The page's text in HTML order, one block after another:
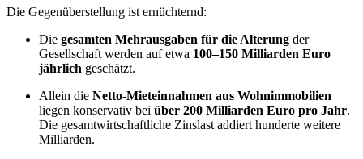
Die Gegenüberstellung ist ernüchternd:
Die gesamten Mehrausgaben für die Alterung der
Gesellschaft werden auf etwa 100–150 Milliarden Euro
jährlich geschätzt.
Allein die Netto-Mieteinnahmen aus Wohnimmobilien
liegen konservativ bei über 200 Milliarden Euro pro Jahr.
Die gesamtwirtschaftliche Zinslast addiert hunderte weitere
Milliarden.